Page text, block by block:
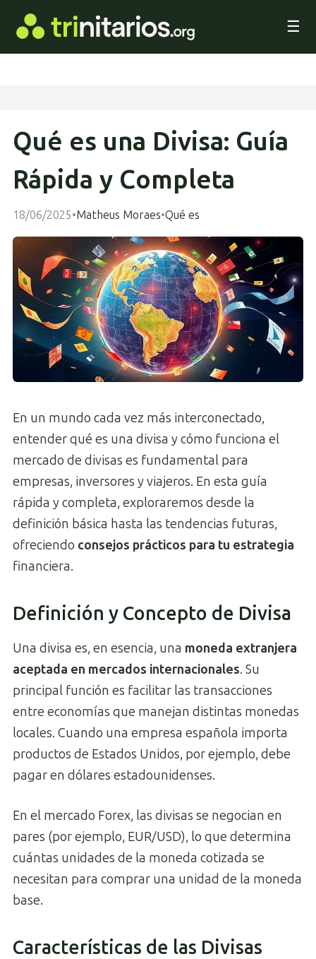
☰
Qué es una Divisa: Guía
Rápida y Completa
18/06/2025•Matheus Moraes•Qué es
En un mundo cada vez más interconectado,
entender qué es una divisa y cómo funciona el
mercado de divisas es fundamental para
empresas, inversores y viajeros. En esta guía
rápida y completa, exploraremos desde la
definición básica hasta las tendencias futuras,
ofreciendo consejos prácticos para tu estrategia
financiera.
Definición y Concepto de Divisa
Una divisa es, en esencia, una moneda extranjera
aceptada en mercados internacionales. Su
principal función es facilitar las transacciones
entre economías que manejan distintas monedas
locales. Cuando una empresa española importa
productos de Estados Unidos, por ejemplo, debe
pagar en dólares estadounidenses.
En el mercado Forex, las divisas se negocian en
pares (por ejemplo, EUR/USD), lo que determina
cuántas unidades de la moneda cotizada se
necesitan para comprar una unidad de la moneda
base.
Características de las Divisas